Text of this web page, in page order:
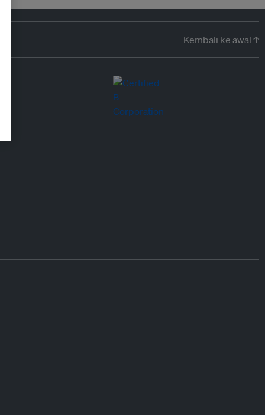
Kembali ke awal ↑